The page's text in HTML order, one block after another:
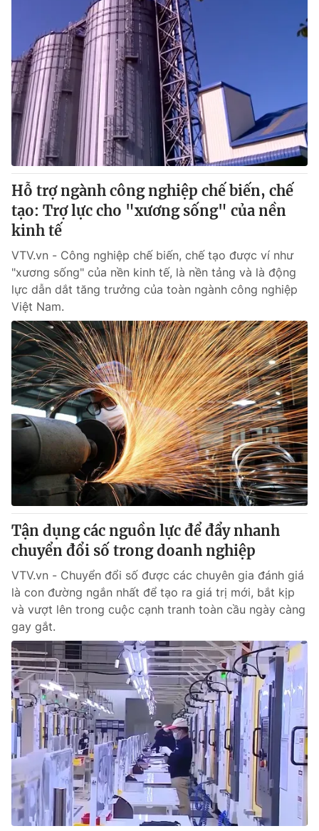
® Cấm sao chép dưới mọi hình thức nếu không có sự chấp
thuận bằng văn bản. Ghi rõ nguồn VTV.vn khi phát hành lại
thông tin từ website này.
Hỗ trợ ngành công nghiệp chế biến, chế
tạo: Trợ lực cho "xương sống" của nền
kinh tế
VTV.vn - Công nghiệp chế biến, chế tạo được ví như
"xương sống" của nền kinh tế, là nền tảng và là động
lực dẫn dắt tăng trưởng của toàn ngành công nghiệp
Việt Nam.
Tận dụng các nguồn lực để đẩy nhanh
chuyển đổi số trong doanh nghiệp
VTV.vn - Chuyển đổi số được các chuyên gia đánh giá
là con đường ngắn nhất để tạo ra giá trị mới, bắt kịp
và vượt lên trong cuộc cạnh tranh toàn cầu ngày càng
gay gắt.